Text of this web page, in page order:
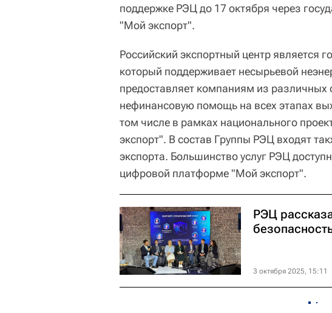
поддержке РЭЦ до 17 октября через
"Мой экспорт".
Российский экспортный центр является
который поддерживает несырьевой
предоставляет компаниям из различных
нефинансовую помощь на всех этапах
том числе в рамках национального
экспорт". В состав Группы РЭЦ входят
экспорта. Большинство услуг РЭЦ
цифровой платформе "Мой экспорт".
РЭЦ
3 октября 2025, 15:11